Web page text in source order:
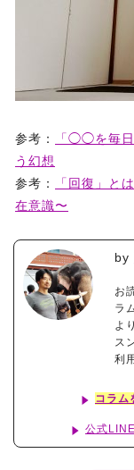
参考：
「◯◯を毎
う幻想
参考：
「回復」と
在意識〜
by
お
ラ
よ
ス
利
コラム
公式LINE